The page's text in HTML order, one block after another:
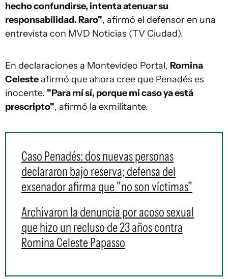
hecho confundirse, intenta atenuar su
responsabilidad. Raro", afirmó el defensor en una
entrevista con MVD Noticias (TV Ciudad).
En declaraciones a Montevideo Portal, Romina
Celesteafirmó que ahora cree que Penadés es
inocente. "Para mí sí, porque mi caso ya está
prescripto", afirmó la exmilitante.
Caso Penadés: dos nuevas personas
declararon bajo reserva; defensa del
exsenador afirma que "no son víctimas"
Archivaron la denuncia por acoso sexual
que hizo un recluso de 23 años contra
Romina Celeste Papasso